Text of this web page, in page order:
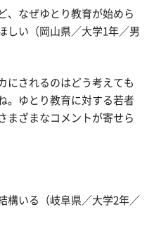
、なぜゆとり教育が始めら
しい（岡山県／大学1年／男
にされるのはどう考えても
。ゆとり教育に対する若者
まざまなコメントが寄せら
構いる（岐阜県／大学2年／